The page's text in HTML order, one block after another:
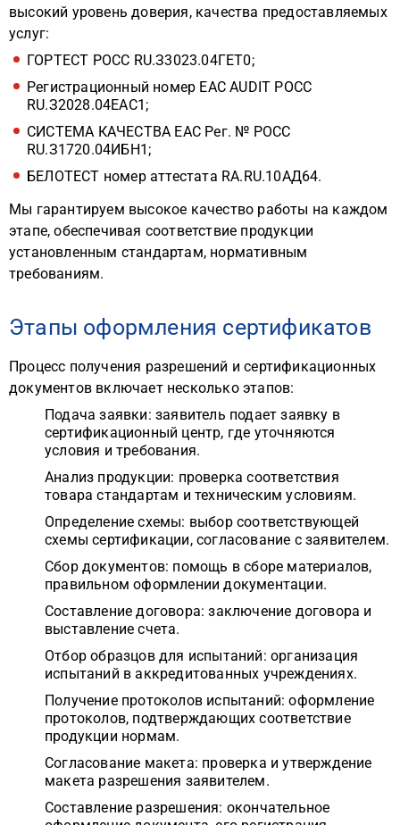
высокий уровень доверия, качества предоставляемых
услуг:
ГОРТЕСТ РОСС RU.З3023.04ГЕТ0;
Регистрационный номер EAC AUDIT РОСС
RU.З2028.04ЕАС1;
СИСТЕМА КАЧЕСТВА ЕАС Рег. № РОСС
RU.З1720.04ИБН1;
БЕЛОТЕСТ номер аттестата RA.RU.10АД64.
Мы гарантируем высокое качество работы на каждом
этапе, обеспечивая соответствие продукции
установленным стандартам, нормативным
требованиям.
Этапы оформления сертификатов
Процесс получения разрешений и сертификационных
документов включает несколько этапов:
Подача заявки: заявитель подает заявку в
сертификационный центр, где уточняются
условия и требования.
Анализ продукции: проверка соответствия
товара стандартам и техническим условиям.
Определение схемы: выбор соответствующей
схемы сертификации, согласование с заявителем.
Сбор документов: помощь в сборе материалов,
правильном оформлении документации.
Составление договора: заключение договора и
выставление счета.
Отбор образцов для испытаний: организация
испытаний в аккредитованных учреждениях.
Получение протоколов испытаний: оформление
протоколов, подтверждающих соответствие
продукции нормам.
Согласование макета: проверка и утверждение
макета разрешения заявителем.
Составление разрешения: окончательное